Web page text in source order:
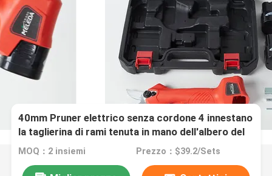
40mm Pruner elettrico senza cordone 4 innestano
la taglierina di rami tenuta in mano dell'albero del
frutteto
MOQ：2 insiemi Prezzo：$39.2/Sets